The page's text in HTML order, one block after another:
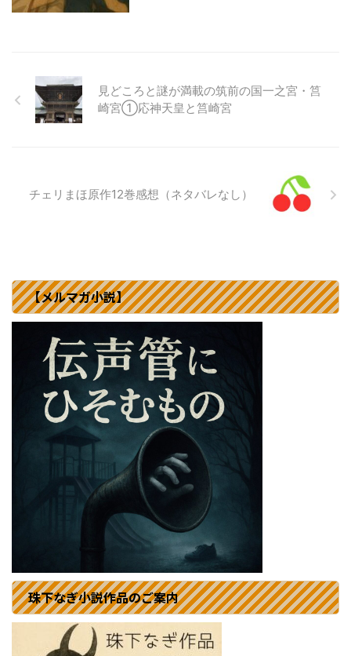
見どころと謎が満載の筑前の国一之宮・筥
崎宮①応神天皇と筥崎宮
チェリまほ原作12巻感想（ネタバレなし）
【メルマガ小説】
珠下なぎ小説作品のご案内